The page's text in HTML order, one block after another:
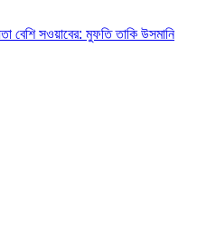
বেশি সওয়াবের: মুফতি তাকি উসমানি